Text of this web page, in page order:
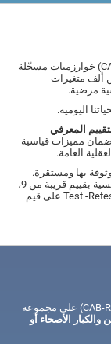
يستخدم التقييم المعرفي للاستدلال لكوجنيفيت (CAB-RS) خوارزميات مسجّلة
ألف متغيرات
مرضية.
اليومية.
المعرفي
مميزات قياسية
العامة.
بها ومستقرة.
من خلال تصميم بحث، تم الحصول على نتائج قياسية نفسية بقييم قريبة من 9،
مثل معامل Alpha لCronbach. قد حصلت الاختبارات Test -Retest على قيم
يمكننا تطبيق هذه مجموعة تقييم الوظائف التنفيذية (CAB-RS) على مجموعة
والكبار الأصحاء أو